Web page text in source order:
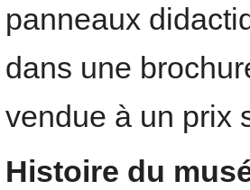
panneaux
dans une
vendue à un prix
Histoire du